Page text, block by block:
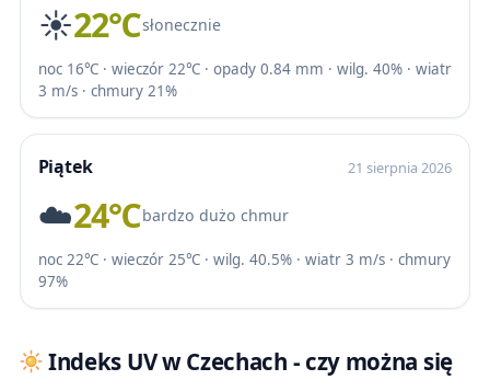
☀️22℃słonecznie
noc 16℃ · wieczór 22℃ · opady 0.84 mm · wilg. 40% · wiatr
3 m/s · chmury 21%
Piątek 21 sierpnia 2026
☁️24℃bardzo dużo chmur
noc 22℃ · wieczór 25℃ · wilg. 40.5% · wiatr 3 m/s · chmury
97%
Indeks UV w Czechach - czy można się